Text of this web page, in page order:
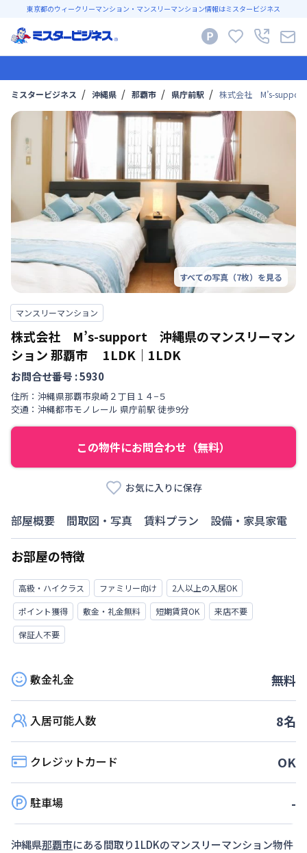
東京都のウィークリーマンション・マンスリーマンション情報はミスタービジネス
ミスタービジネス 沖縄県 那覇市 県庁前駅 株式会社 M’s-
すべての写真（7枚）を見る
マンスリーマンション
株式会社 M’s-support 沖縄県のマンスリーマン
ション 那覇市
1LDK ｜ 1LDK
お問合せ番号 :5930
住所： 沖縄県那覇市泉崎 ２丁目 １４−５
交通： 沖縄都市モノレール 県庁前駅 徒歩9分
この物件にお問合わせ（無料）
お気に入りに保存
部屋概要 間取図・写真 賃料プラン 設備・家具家電
お部屋の特徴
高級・ハイクラス ファミリー向け
2人以上の入居OK
ポイント獲得
敷金・礼金無料 短期賃貸OK
来店不要
保証人不要
敷金礼金 無料
入居可能人数 8名
クレジットカード OK
駐車場 -
沖縄県那覇市にある間取り1LDKのマンスリーマンション物件